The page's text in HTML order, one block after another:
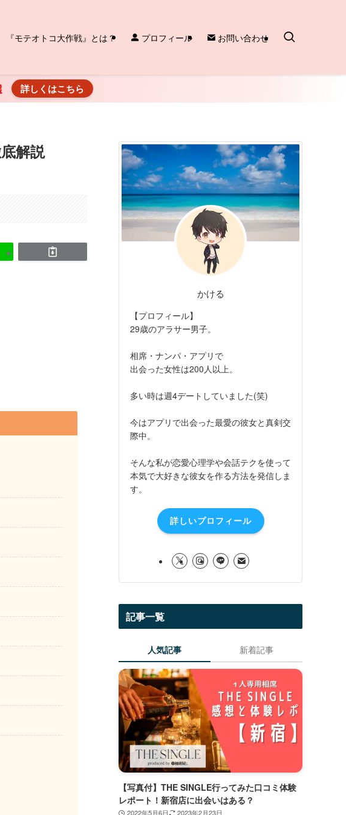
『モテオトコ大作戦』とは？ プロフィール お問い合わせ
詳しくはこちら
解説
かける
【プロフィール】
29歳のアラサー男子。
相席・ナンパ・アプリで
出会った女性は200人以上。
多い時は週4デートしていました(笑)
今はアプリで出会った最愛の彼女と真剣交
際中。
そんな私が恋愛心理学や会話テクを使って
本気で大好きな彼女を作る方法を発信しま
す。
詳しいプロフィール
記事一覧
人気記事 新着記事
【写真付】THE SINGLE行ってみた口コミ体験
レポート！新宿店に出会いはある？
2022年5月6日 2023年2月23日